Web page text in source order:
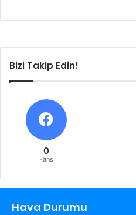
Bizi Takip Edin!
0
Fans
Hava Durumu